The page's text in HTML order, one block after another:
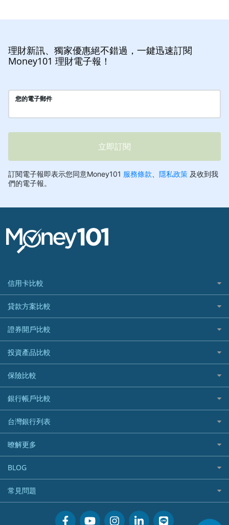
理財新訊、獨家優惠絕不錯過，一鍵迅速訂閱
Money101 理財電子報！
信用卡比較
信用卡情境類別推薦
所有信用卡
精選推薦
國內外現金回饋
繳稅優惠
航空哩程回饋
加油優惠
分期零利率優惠
首刷禮優惠
網購優惠
行動支付優惠
旅遊訂房優惠
貸款方案比較
快速線上貸款推薦
最完整貸款資訊一次看
繳稅貸款
貸款計算機
車貸計算機
精選貸款推薦
信貸利率比較
一般個人貸款
優質客戶貸款
小額借款
循環貸款
汽機車貸款比較
證券開戶比較
台股證券戶
美股證券戶
投資產品比較
機器人投資
加密貨幣
外幣定存
保險比較
住宅險
汽車保險
機車保險
寵物險
銀行帳戶比較
財富管理帳戶
數位存款帳戶
美元定存
台灣銀行列表
銀行與合作機構列表
銀行客服電話
暸解更多
加入我們
訂閱電子報
媒體聯絡
BLOG
專欄文章
常見問題
活動禮贈品兌換相關